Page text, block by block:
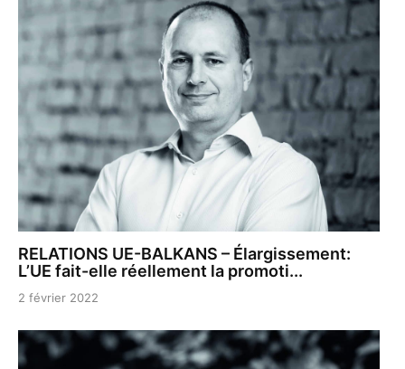
RELATIONS UE-BALKANS – Élargissement:
L’UE fait-elle réellement la promoti...
2 février 2022